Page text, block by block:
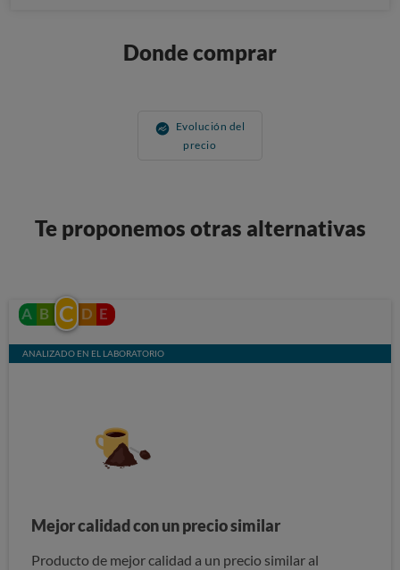
Donde comprar
Evolución del
precio
Te proponemos otras alternativas
A B C D E
ANALIZADO EN EL LABORATORIO
Mejor calidad con un precio similar
Producto de mejor calidad a un precio similar al